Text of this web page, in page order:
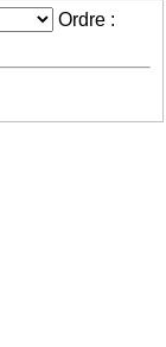
Ordre :